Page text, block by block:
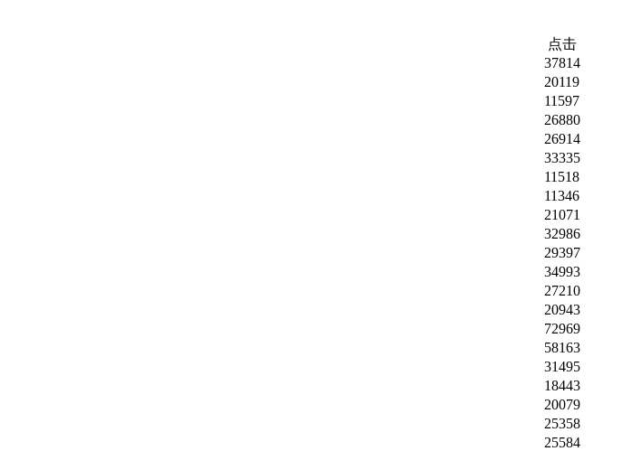
点击
37814
20119
11597
26880
26914
33335
11518
11346
21071
32986
29397
34993
27210
20943
72969
58163
31495
18443
20079
25358
25584